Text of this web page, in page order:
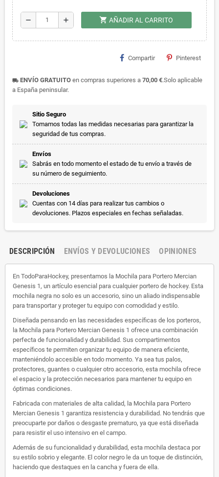
remove add shopping_cart AÑADIR AL CARRITO
Compartir Pinterest
local_shipping ENVÍO GRATUITO en compras superiores a 70,00 €.Solo aplicable
a España peninsular.
Sitio Seguro
Tomamos todas las medidas necesarias para garantizar la
seguridad de tus compras.
Envíos
Sabrás en todo momento el estado de tu envío a través de
su número de seguimiento.
Devoluciones
Cuentas con 14 días para realizar tus cambios o
devoluciones. Plazos especiales en fechas señaladas.
DESCRIPCIÓN ENVÍOS Y DEVOLUCIONES OPINIONES
En TodoParaHockey, presentamos la Mochila para Portero Mercian
Genesis 1, un artículo esencial para cualquier portero de hockey. Esta
mochila negra no solo es un accesorio, sino un aliado indispensable
para transportar y proteger tu equipo con comodidad y estilo.
Diseñada pensando en las necesidades específicas de los porteros,
la Mochila para Portero Mercian Genesis 1 ofrece una combinación
perfecta de funcionalidad y durabilidad. Sus compartimentos
específicos te permiten organizar tu equipo de manera eficiente,
manteniéndolo accesible en todo momento. Ya sea tus palos,
protectores, guantes o cualquier otro accesorio, esta mochila ofrece
el espacio y la protección necesarios para mantener tu equipo en
óptimas condiciones.
Fabricada con materiales de alta calidad, la Mochila para Portero
Mercian Genesis 1 garantiza resistencia y durabilidad. No tendrás que
preocuparte por daños o desgaste prematuro, ya que está diseñada
para resistir el uso intensivo en el campo.
Además de su funcionalidad y durabilidad, esta mochila destaca por
su estilo sobrio y elegante. El color negro le da un toque de distinción,
haciendo que destaques en la cancha y fuera de ella.